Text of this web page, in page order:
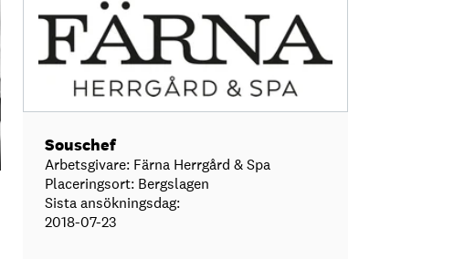
Souschef
Arbetsgivare: Färna Herrgård & Spa
Placeringsort: Bergslagen
Sista ansökningsdag:
2018-07-23